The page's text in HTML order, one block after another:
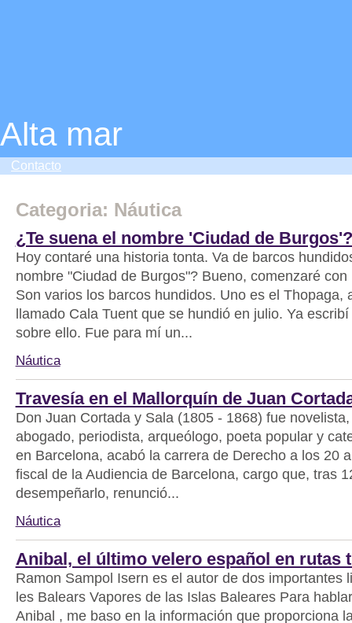
Alta mar
Contacto
Categoria: Náutica
¿Te suena el nombre 'Ciudad de Burgos'?
Hoy contaré una historia tonta. Va de barcos
nombre "Ciudad de Burgos"? Bueno, comenzaré
Son varios los barcos hundidos. Uno es el Thopaga,
llamado Cala Tuent que se hundió en julio. Ya
sobre ello. Fue para mí un...
Náutica
Travesía en el Mallorquín de Juan
Don Juan Cortada y Sala (1805 - 1868) fue
abogado, periodista, arqueólogo, poeta popular y
en Barcelona, acabó la carrera de Derecho a los 20
fiscal de la Audiencia de Barcelona, cargo que, tras
desempeñarlo, renunció...
Náutica
Anibal, el último velero español en rutas
Ramon Sampol Isern es el autor de dos importantes
les Balears Vapores de las Islas Baleares Para
Anibal , me baso en la información que proporciona